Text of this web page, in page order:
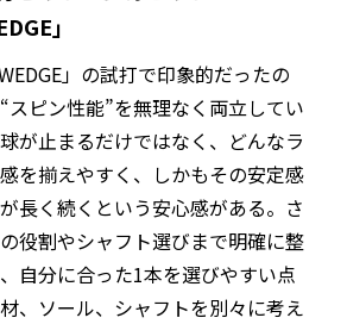
」
」の試打で印象的だったの
スピン性能”を無理なく両立してい
が止まるだけではなく、どんなラ
を揃えやすく、しかもその安定感
長く続くという安心感がある。さ
役割やシャフト選びまで明確に整
自分に合った1本を選びやすい点
、ソール、シャフトを別々に考え